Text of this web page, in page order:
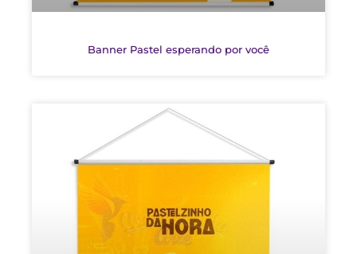
Banner Pastel esperando por você